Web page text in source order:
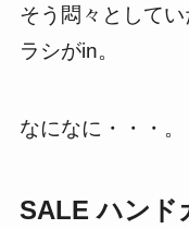
そう悶々として
ラシがin。
なになに・・・。
SALE ハンド